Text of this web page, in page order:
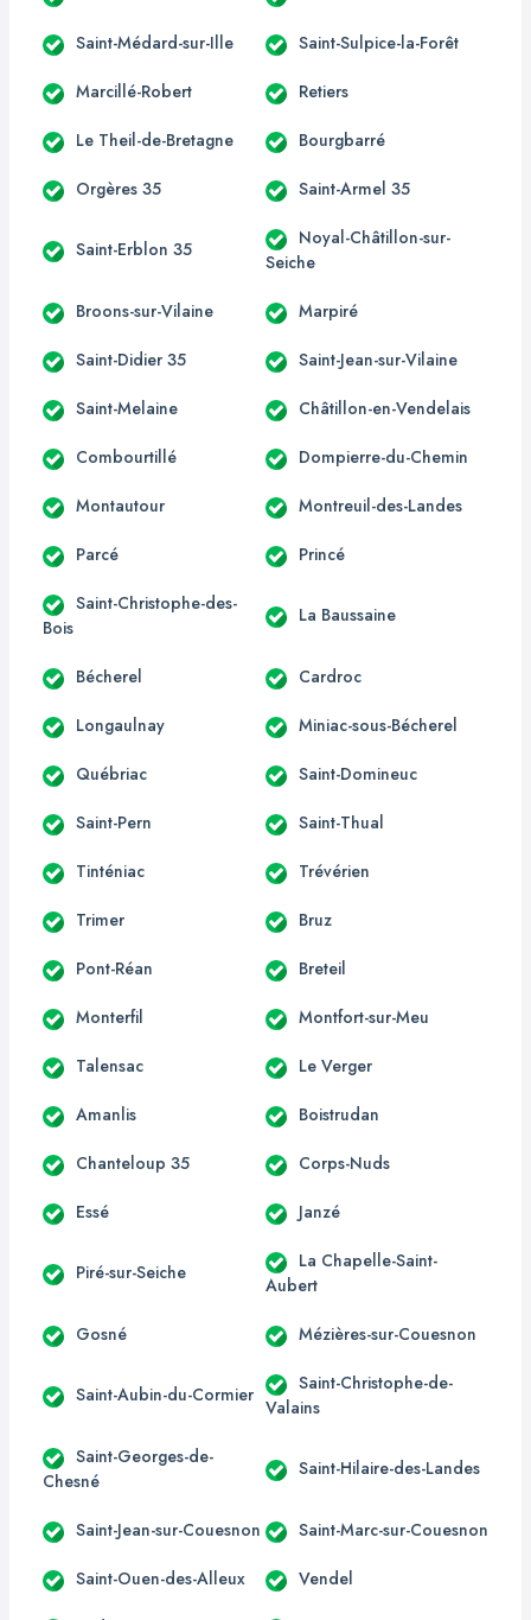
Saint-Médard-sur-Ille Saint-Sulpice-la-Forêt
Marcillé-Robert Retiers
Le Theil-de-Bretagne Bourgbarré
Orgères 35 Saint-Armel 35
Saint-Erblon 35
Noyal-Châtillon-sur-
Seiche
Broons-sur-Vilaine Marpiré
Saint-Didier 35 Saint-Jean-sur-Vilaine
Saint-Melaine Châtillon-en-Vendelais
Combourtillé Dompierre-du-Chemin
Montautour Montreuil-des-Landes
Parcé Princé
Saint-Christophe-des-
Bois
La Baussaine
Bécherel Cardroc
Longaulnay Miniac-sous-Bécherel
Québriac Saint-Domineuc
Saint-Pern Saint-Thual
Tinténiac Trévérien
Trimer Bruz
Pont-Réan Breteil
Monterfil Montfort-sur-Meu
Talensac Le Verger
Amanlis Boistrudan
Chanteloup 35 Corps-Nuds
Essé Janzé
Piré-sur-Seiche
La Chapelle-Saint-
Aubert
Gosné Mézières-sur-Couesnon
Saint-Aubin-du-Cormier
Saint-Christophe-de-
Valains
Saint-Georges-de-
Chesné
Saint-Hilaire-des-Landes
Saint-Jean-sur-Couesnon Saint-Marc-sur-Couesnon
Saint-Ouen-des-Alleux Vendel